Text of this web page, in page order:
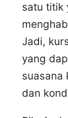
satu titik
Jadi,
yang
suasana
dan